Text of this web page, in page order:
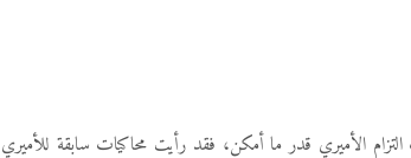
الأميري قدر ما أمكن، فقد رأيت محاكيات سابقة للأميري